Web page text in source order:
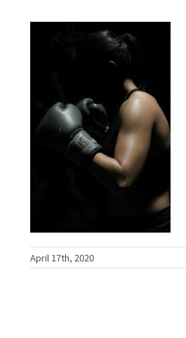
April 17th, 2020